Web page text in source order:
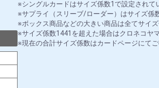
シングルカードはサイズ係数1で設定されて
サプライ（スリーブ/ローダー）はサイズ係
ボックス商品などの大きい商品は全てサイ
サイズ係数1441を超えた場合はクロネコヤ
現在の合計サイズ係数はカードページにてご